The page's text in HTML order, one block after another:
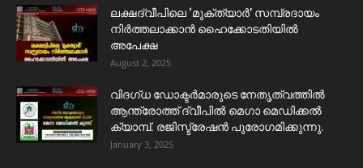
ലക്ഷദ്വീപിലെ ‘മുക്ത്യാർ’ സമ്പ്രദായം
നിർത്തലാക്കാൻ ഹൈക്കോടതിയിൽ
അപേക്ഷ
August 2, 2025
വിദഗ്ധ ഡോക്ടർമാരുടെ നേതൃത്വത്തിൽ
ആന്ത്രോത്ത് ദ്വീപിൽ മെഗാ മെഡിക്കൽ
ക്യാമ്പ്. രജിസ്ട്രേഷൻ പുരോഗമിക്കുന്നു.
January 3, 2025